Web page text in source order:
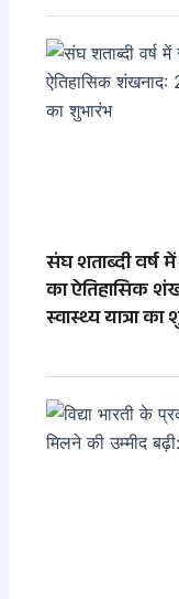
संघ शताब्दी वर्ष
का ऐतिहासिक
स्वास्थ्य यात्रा का